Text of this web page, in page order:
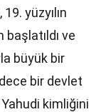
yüzyılın
ve
büyük bir
bir devlet
kimliğini